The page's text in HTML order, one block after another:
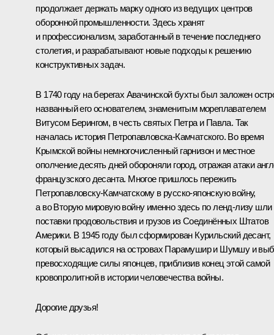
продолжает держать марку одного из ведущих центров
оборонной промышленности. Здесь хранят
и профессионализм, заработанный в течение последнего
столетия, и разрабатывают новые подходы к решению
конструктивных задач.
В 1740 году на берегах Авачинской бухты был заложен
названный его основателем, знаменитым мореплавателем
Витусом Берингом, в честь святых Петра и Павла. Так
началась история Петропавловска-Камчатского. Во время
Крымской войны немногочисленный гарнизон и местное
ополчение десять дней обороняли город, отражая атаки
французского десанта. Многое пришлось пережить
Петропавловску-Камчатскому в русско-японскую войну,
а во Вторую мировую войну именно здесь по ленд-лизу шли
поставки продовольствия и грузов из Соединённых Штатов
Америки. В 1945 году был сформирован Курильский десант,
который высадился на островах Парамушир и Шумшу и
превосходящие силы японцев, приблизив конец этой самой
кровопролитной в истории человечества войны.
Дорогие друзья!